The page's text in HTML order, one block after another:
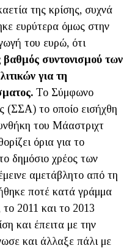
της κρίσης, συχνά
ευρύτερα όμως στην
του ευρώ, ότι
βαθμός συντονισμού των
για τη
Το Σύμφωνο
(ΣΣΑ) το οποίο εισήχθη
του Μάαστριχτ
όρια για το
δημόσιο χρέος των
αμετάβλητο από τη
ποτέ κατά γράμμα
2011 και το 2013
και έπειτα με την
και άλλαξε πάλι με